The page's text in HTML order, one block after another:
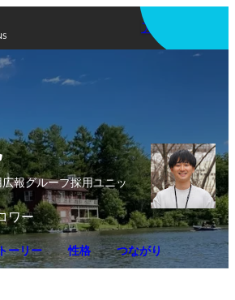
アプリを使う
報グループ採用ユニッ
ワー
ーリー 性格 つながり